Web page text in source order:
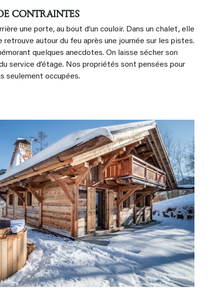
CONTRAINTES
une porte, au bout d’un couloir. Dans un chalet, elle
autour du feu après une journée sur les pistes.
quelques anecdotes. On laisse sécher son
service d’étage. Nos propriétés sont pensées pour
seulement occupées.